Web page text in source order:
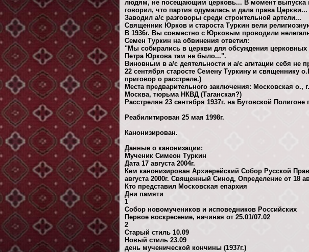
людям, не посещающим церковь... В момент выпуска
говорил, что партия одумалась и дала права Церкви...
Заводил а/с разговоры среди строительной артели...
Священник Юрков и староста Туркин вели
В 1936г. Вы совместно с Юрковым проводили
Семен Туркин на обвинения ответил:
"Мы собирались в церкви для обсуждения
Петра Юркова там не было...".
Виновным в а/с деятельности и а/с агитации себя не
22 сентября старосте Семену Туркину и священнику
приговор о расстреле.)
Места предварительного заключения: Московская о.,
Москва, тюрьма НКВД (Таганская?)
Расстрелян 23 сентября 1937г. на Бутовской
Реабилитирован 25 мая 1998г.
Канонизирован.
Данные о канонизации:
Мученик Симеон Туркин
Дата 17 августа 2004г.
Кем канонизирован Архиерейский Собор Русской
августа 2000г. Священный Синод, Определение от 18
Кто представил Московская епархия
Дни памяти
1
Собор новомучеников и исповедников Российских
Первое воскресение, начиная от 25.01/07.02
2
Старый стиль 10.09
Новый стиль 23.09
день мученической кончины (1937г.)